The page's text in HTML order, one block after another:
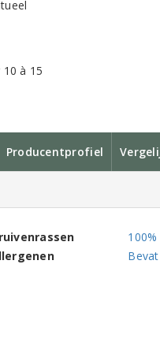
à 15
Producentprofiel